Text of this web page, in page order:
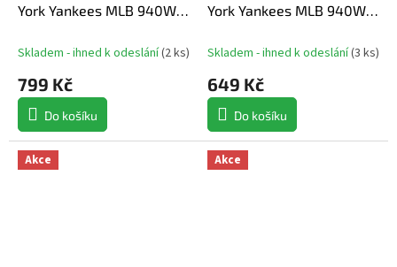
York Yankees MLB 940W
Skladem - ihned k odeslání(2 ks)
799 Kč
Do košíku
York Yankees MLB 940W
Skladem - ihned k odeslání(3 ks)
649 Kč
Do košíku
Akce Akce